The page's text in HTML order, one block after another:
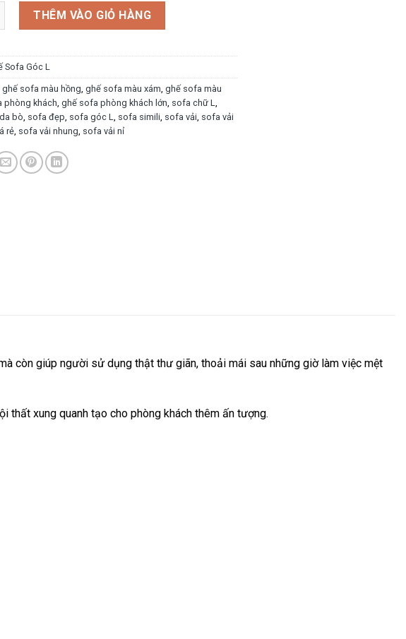
số lượng
THÊM VÀO GIỎ HÀNG
Sofa Góc L
ghế sofa màu hồng ghế sofa màu xám ghế sofa màu
phòng khách ghế sofa phòng khách lớn sofa chữ L
bò sofa đẹp sofa góc L sofa simili sofa vải sofa vải
rẻ sofa vải nhung sofa vải nỉ
còn giúp người sử dụng thật thư giãn, thoải mái sau những giờ làm việc mệt
thất xung quanh tạo cho phòng khách thêm ấn tượng.